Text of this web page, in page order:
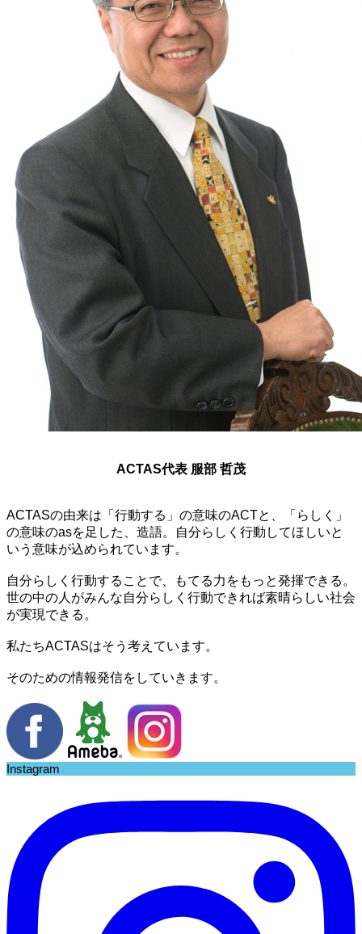
ACTAS代表 服部 哲茂
ACTASの由来は「行動する」の意味のACTと、「らしく」
の意味のasを足した、造語。自分らしく行動してほしいと
いう意味が込められています。
自分らしく行動することで、もてる力をもっと発揮できる。
世の中の人がみんな自分らしく行動できれば素晴らしい社会
が実現できる。
私たちACTASはそう考えています。
そのための情報発信をしていきます。
Instagram